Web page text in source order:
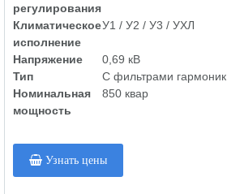
регулирования
Климатическое
исполнение
У1 / У2 / У3 / УХЛ
Напряжение
0,69 кВ
Тип
С фильтрами гармоник
Номинальная
мощность
850 квар
Узнать цены